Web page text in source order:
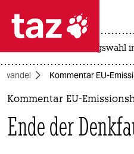
 taz
taz zahl
politik
landtagswahl
Kommentar EU-
Kommentar EU-
Ende der